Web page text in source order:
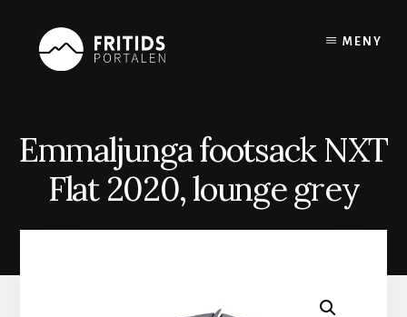
content
MENY
Emmaljunga footsack NXT
Flat 2020, lounge grey